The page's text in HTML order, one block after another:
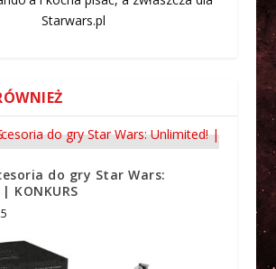
Starwars.pl
do gry Star Wars:
KONKURS